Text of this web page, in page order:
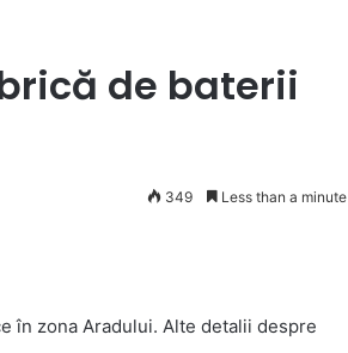
de baterii
349 Less than a minute
în zona Aradului. Alte detalii despre